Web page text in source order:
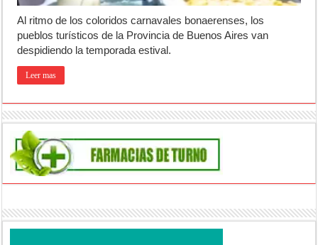
Al ritmo de los coloridos carnavales bonaerenses, los
pueblos turísticos de la Provincia de Buenos Aires van
despidiendo la temporada estival.
Leer mas